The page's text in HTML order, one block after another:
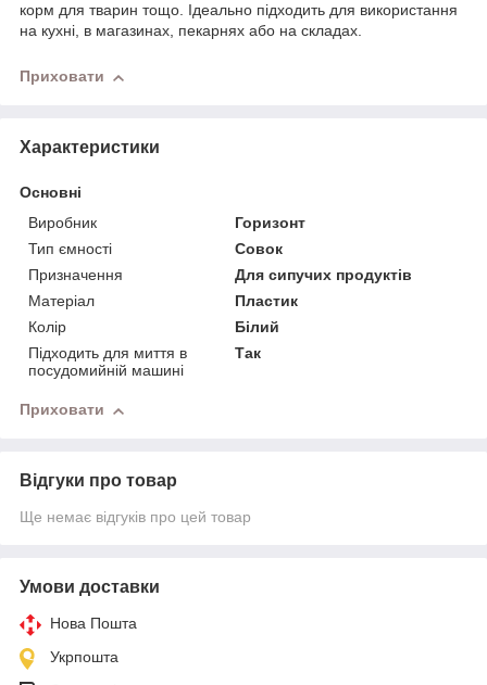
корм для тварин тощо. Ідеально підходить для використання
на кухні, в магазинах, пекарнях або на складах.
Приховати
Характеристики
Основні
Виробник
Горизонт
Тип ємності
Совок
Призначення
Для сипучих продуктів
Матеріал
Пластик
Колір
Білий
Підходить для миття в
посудомийній машині
Так
Приховати
Відгуки про товар
Ще немає відгуків про цей товар
Умови доставки
Нова Пошта
Укрпошта